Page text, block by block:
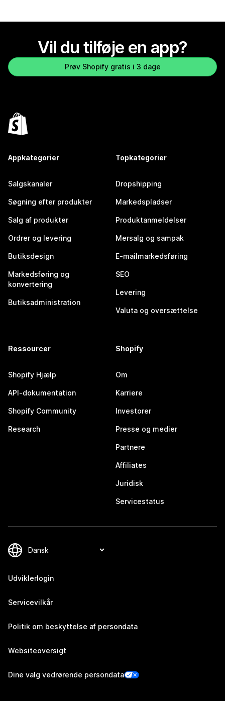
Vil du tilføje en app?
Prøv Shopify gratis i 3 dage
Appkategorier
Salgskanaler
Søgning efter produkter
Salg af produkter
Ordrer og levering
Butiksdesign
Markedsføring og
konvertering
Butiksadministration
Topkategorier
Dropshipping
Markedspladser
Produktanmeldelser
Mersalg og sampak
E-mailmarkedsføring
SEO
Levering
Valuta og oversættelse
Ressourcer
Shopify Hjælp
API-dokumentation
Shopify Community
Research
Shopify
Om
Karriere
Investorer
Presse og medier
Partnere
Affiliates
Juridisk
Servicestatus
Udviklerlogin
Servicevilkår
Politik om beskyttelse af persondata
Websiteoversigt
Dine valg vedrørende persondata